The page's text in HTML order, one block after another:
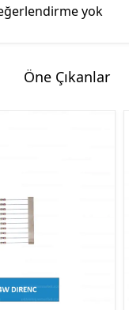
yok
Öne Çıkanlar